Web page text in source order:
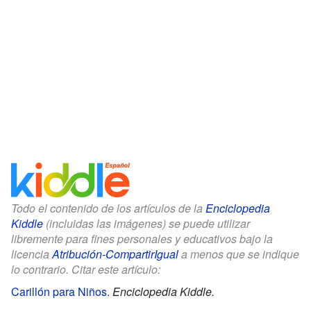
Todo el contenido de los artículos de la Enciclopedia
Kiddle (incluidas las imágenes) se puede utilizar
libremente para fines personales y educativos bajo la
licenciaAtribución-CompartirIguala menos que se indique
lo contrario. Citar este artículo:
Carillón para Niños. Enciclopedia Kiddle.